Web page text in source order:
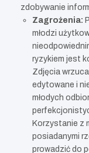
zdobywanie
Zagrożenia:
młodzi
ryzykiem jest
Zdjęcia
edytowane i
młodych
Korzystanie z
posiadanymi
prowadzić do